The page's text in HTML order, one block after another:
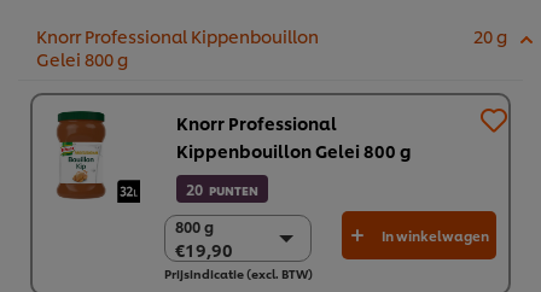
Knorr Professional Kippenbouillon
Gelei 800 g
20 g
Knorr Professional
Kippenbouillon Gelei 800 g
20 PUNTEN
800 g
€19,90
800 g
€19,90
2 x 800 g
In winkelwagen
Prijsindicatie (excl. BTW)